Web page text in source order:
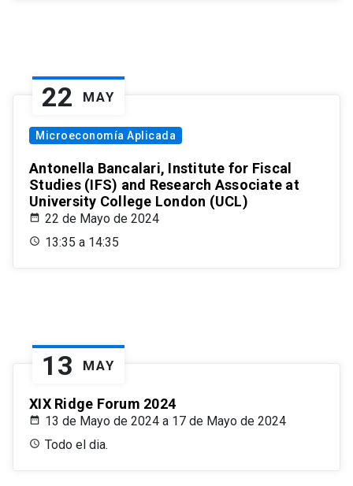
22 MAY
Microeconomía Aplicada
Antonella Bancalari, Institute for Fiscal
Studies (IFS) and Research Associate at
University College London (UCL)
22 de Mayo de 2024
13:35 a 14:35
13 MAY
XIX Ridge Forum 2024
13 de Mayo de 2024 a 17 de Mayo de 2024
Todo el dia.